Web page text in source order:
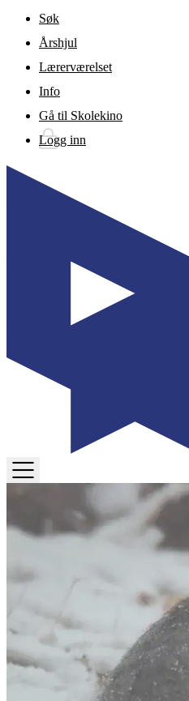
Gå til hovedinnhold
Søk
Årshjul
Lærerværelset
Info
Gå til Skolekino
Logg inn